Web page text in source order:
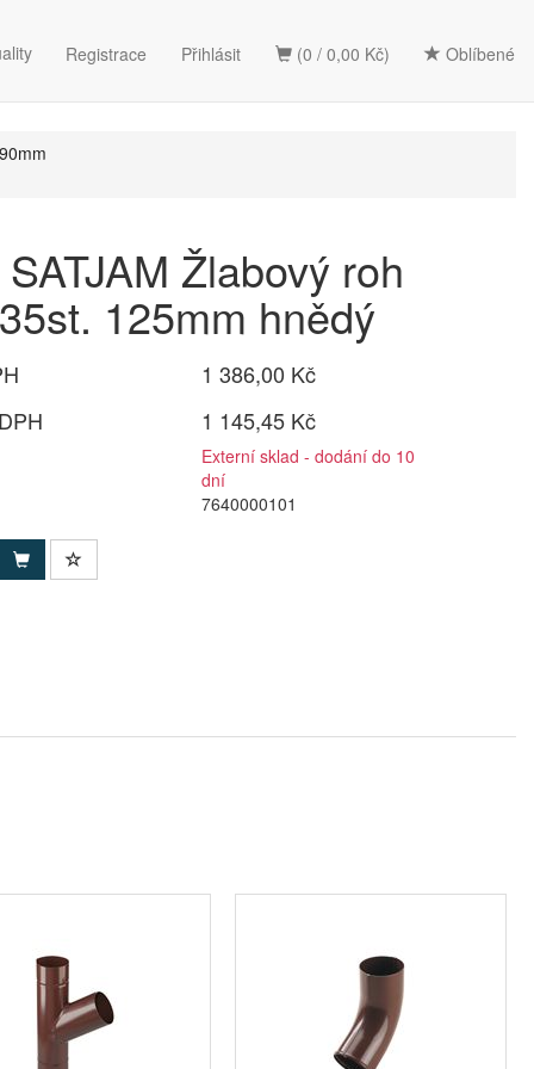
(0 / 0,00 Kč) Oblíbené
Registrace Přihlásit
Žlabový roh
125mm hnědý
1 386,00 Kč
1 145,45 Kč
Externí sklad - dodání do 10
dní
7640000101